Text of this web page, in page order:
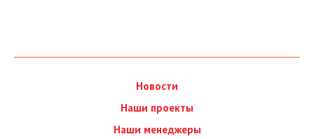
Новости
Наши проекты
Наши менеджеры